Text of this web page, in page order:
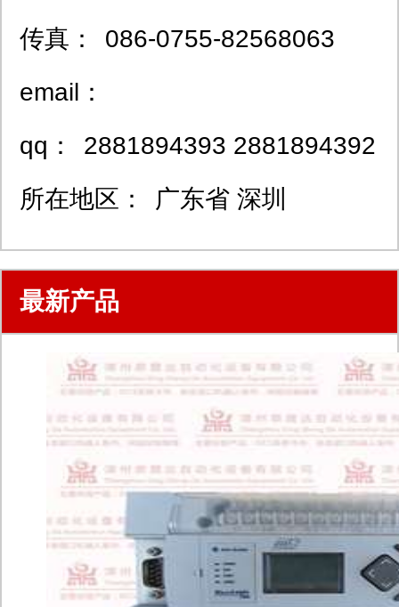
传真：
086-0755-82568063
email：
qq：
2881894393 2881894392
所在地区：
广东省 深圳
最新产品